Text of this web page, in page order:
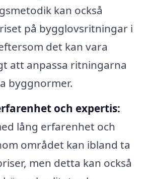
kan också
på bygglovsritningar i
det kan vara
att anpassa ritningarna
byggnormer.
och expertis:
lång erfarenhet och
området kan ibland ta
men detta kan också